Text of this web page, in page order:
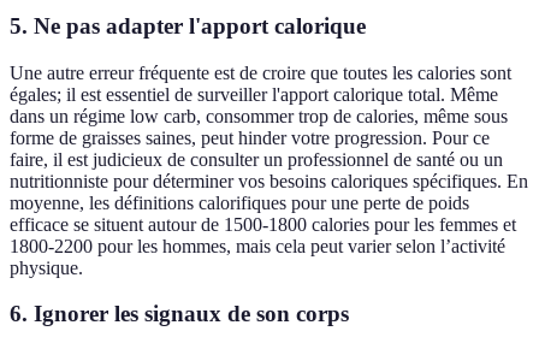
5. Ne pas adapter l'apport calorique
Une autre erreur fréquente est de croire que toutes les calories sont
égales; il est essentiel de surveiller l'apport calorique total. Même
dans un régime low carb, consommer trop de calories, même sous
forme de graisses saines, peut hinder votre progression. Pour ce
faire, il est judicieux de consulter un professionnel de santé ou un
nutritionniste pour déterminer vos besoins caloriques spécifiques. En
moyenne, les définitions calorifiques pour une perte de poids
efficace se situent autour de 1500-1800 calories pour les femmes et
1800-2200 pour les hommes, mais cela peut varier selon l’activité
physique.
6. Ignorer les signaux de son corps